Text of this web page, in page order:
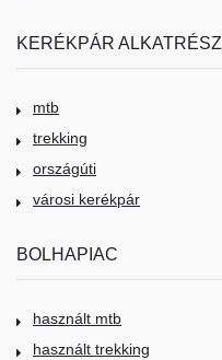
KERÉKPÁR ALKATRÉSZ
mtb
trekking
országúti
városi kerékpár
BOLHAPIAC
használt mtb
használt trekking